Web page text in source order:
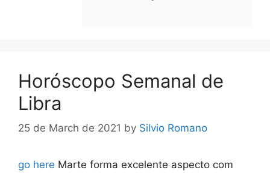
Horóscopo Semanal de
Libra
25 de March de 2021 by Silvio Romano
go here Marte forma excelente aspecto com